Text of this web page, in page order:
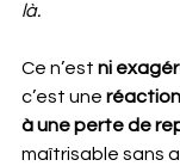
là.
Ce n’est ni
c’est une
à une perte de
maîtrisable sans